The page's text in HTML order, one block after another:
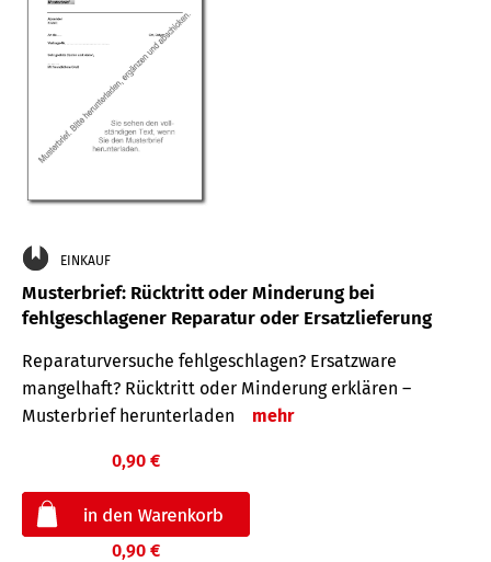
EINKAUF
Musterbrief: Rücktritt oder Minderung bei
fehlgeschlagener Reparatur oder Ersatzlieferung
Reparaturversuche fehlgeschlagen? Ersatzware
mangelhaft? Rücktritt oder Minderung erklären –
Musterbrief herunterladen
mehr
0,90 €
0,90 €